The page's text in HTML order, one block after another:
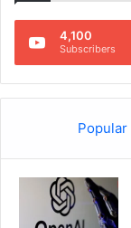
4,100
Subscribers
Popular